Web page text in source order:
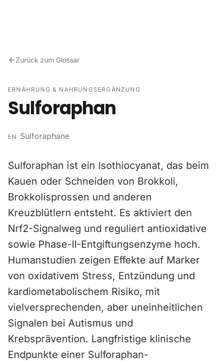
Zurück zum Glossar
ERNÄHRUNG & NAHRUNGSERGÄNZUNG
Sulforaphan
EN Sulforaphane
Sulforaphan ist ein Isothiocyanat, das beim
Kauen oder Schneiden von Brokkoli,
Brokkolisprossen und anderen
Kreuzblütlern entsteht. Es aktiviert den
Nrf2-Signalweg und reguliert antioxidative
sowie Phase-II-Entgiftungsenzyme hoch.
Humanstudien zeigen Effekte auf Marker
von oxidativem Stress, Entzündung und
kardiometabolischem Risiko, mit
vielversprechenden, aber uneinheitlichen
Signalen bei Autismus und
Krebsprävention. Langfristige klinische
Endpunkte einer Sulforaphan-